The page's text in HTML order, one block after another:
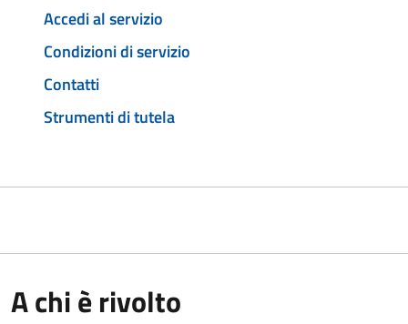
Accedi al servizio
Condizioni di servizio
Contatti
Strumenti di tutela
A chi è rivolto